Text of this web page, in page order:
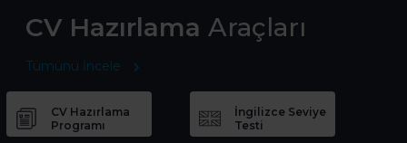
CV Hazırlama Araçları
Tümünü İncele
CV Hazırlama
Programı
İngilizce Seviye
Testi